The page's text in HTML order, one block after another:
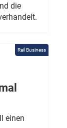
die
Rail Business
einen